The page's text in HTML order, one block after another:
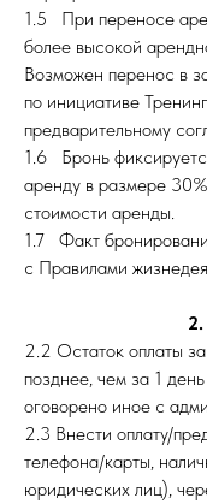
1.5 При переносе
более высокой
Возможен перенос в
по инициативе
предварительному
1.6 Бронь
аренду в размере
стоимости аренды.
1.7 Факт
с Правилами
2.2 Остаток оплаты
позднее, чем за 1
оговорено иное с
2.3 Внести оплату/
телефона/карты,
юридических лиц),